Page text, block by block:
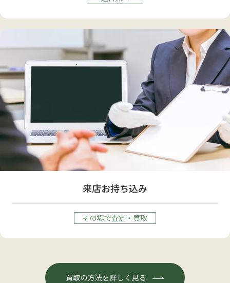
来店お持ち込み
その場で査定・買取
買取の方法を詳しく見る